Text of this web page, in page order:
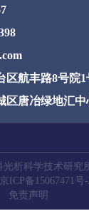
航丰路8号院1
区唐冶绿地汇中
析科学技术研究
ICP备15067471号-
免责声明